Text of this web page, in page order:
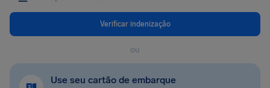
Verificar indenização
ou
Use seu cartão de embarque